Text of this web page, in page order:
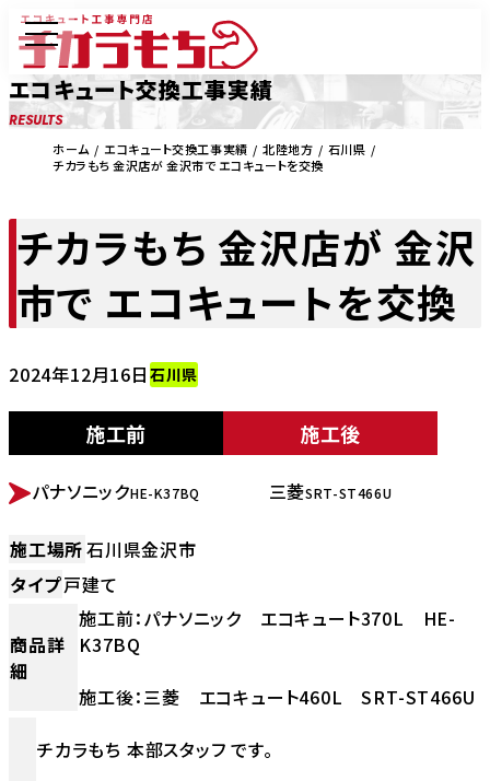
エコキュート交換工事実績
RESULTS
ホーム エコキュート交換工事実績 北陸地方
石川県
チカラもち 金沢店が 金沢市で エコキュートを交換
チカラもち 金沢店が 金沢
市で エコキュートを交換
2024年12月16日 石川県
施工前
BEFORE
パナソニックHE-K37BQ
施工後
AFTER
三菱SRT-ST466U
施工場所石川県金沢市
タイプ戸建て
商品詳
細
施工前：パナソニック エコキュート370L HE-
K37BQ
施工後：三菱 エコキュート460L SRT-ST466U
チカラもち 本部スタッフ です。